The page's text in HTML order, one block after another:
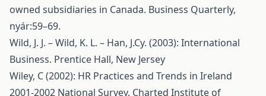
owned subsidiaries in Canada. Business Quarterly,
nyár:59–69.
Wild, J. J. – Wild, K. L. – Han, J.Cy. (2003): International
Business. Prentice Hall, New Jersey
Wiley, C (2002): HR Practices and Trends in Ireland
2001-2002 National Survey. Charted Institute of